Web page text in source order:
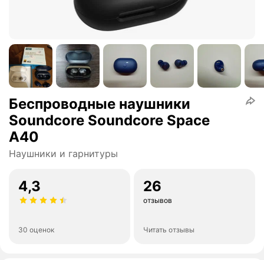
Беспроводные наушники
Soundcore Soundcore Space
A40
Наушники и гарнитуры
4,3
30 оценок
26
отзывов
Читать отзывы